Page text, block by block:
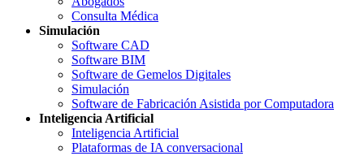
Consulta Médica
Simulación
Software CAD
Software BIM
Software de Gemelos Digitales
Simulación
Software de Fabricación Asistida por Computadora
Inteligencia Artificial
Inteligencia Artificial
Plataformas de IA conversacional